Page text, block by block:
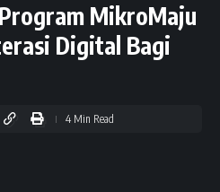
MikroMaju
Digital Bagi
4 Min Read